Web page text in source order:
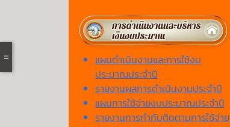
แผนดำเนินงานและการใช้งบ
ประมาณประจำปี
รายงานผลการดำเนินงานประจำปี
แผนการใช้จ่ายงบประมาณประจำปี
รายงานการกำกับติดตามการใช้จ่าย